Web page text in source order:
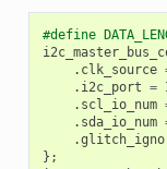
#define
. clk_source
. i2c_port =
. scl_io_num
. sda_io_num
.
};